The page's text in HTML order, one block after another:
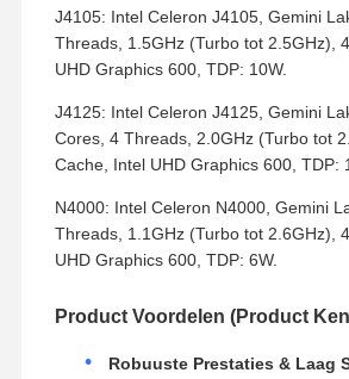
J4105: Intel Celeron J4105, Gemini
Threads, 1.5GHz (Turbo tot 2.5GHz),
UHD Graphics 600, TDP: 10W.
J4125: Intel Celeron J4125, Gemini
Cores, 4 Threads, 2.0GHz (Turbo tot
Cache, Intel UHD Graphics 600, TDP:
N4000: Intel Celeron N4000, Gemini
Threads, 1.1GHz (Turbo tot 2.6GHz),
UHD Graphics 600, TDP: 6W.
Product Voordelen (Product
Robuuste Prestaties & Laag